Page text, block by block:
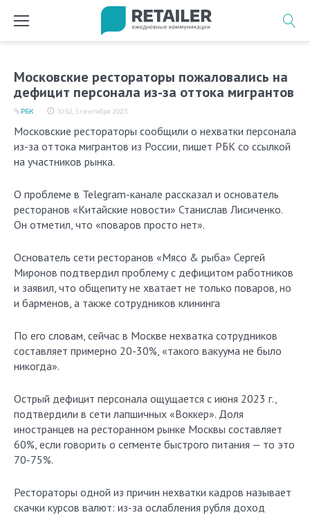
Московские рестораторы пожаловались на
дефицит персонала из-за оттока мигрантов
10:52, 5 сентября 2023
РБК
Московские рестораторы сообщили о нехватки персонала
из-за оттока мигрантов из России, пишет РБК со ссылкой
на участников рынка.
О проблеме в Telegram-канале рассказал и основатель
ресторанов «Китайские новости» Станислав Лисиченко.
Он отметил, что «поваров просто нет».
Основатель сети ресторанов «Мясо & рыба» Сергей
Миронов подтвердил проблему с дефицитом работников
и заявил, что общепиту не хватает не только поваров, но
и барменов, а также сотрудников клининга
По его словам, сейчас в Москве нехватка сотрудников
составляет примерно 20-30%, «такого вакуума не было
никогда».
Острый дефицит персонала ощущается с июня 2023 г.,
подтвердили в сети лапшичных «Воккер». Доля
иностранцев на ресторанном рынке Москвы составляет
60%, если говорить о сегменте быстрого питания — то это
70-75%.
Рестораторы одной из причин нехватки кадров называет
скачки курсов валют: из-за ослабления рубля доход